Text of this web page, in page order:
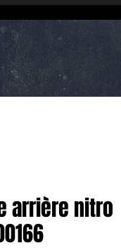
arrière nitro